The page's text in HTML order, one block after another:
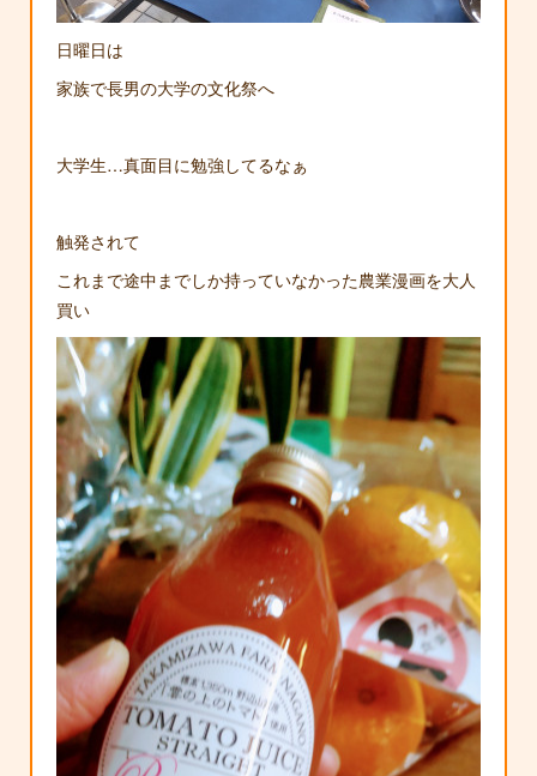
日曜日は
家族で長男の大学の文化祭へ
大学生…真面目に勉強してるなぁ
触発されて
これまで途中までしか持っていなかった農業漫画を大人
買い